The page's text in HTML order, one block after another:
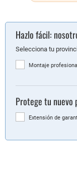
Hazlo fácil:
Selecciona tu
Montaje
Protege tu nuevo
Extensión de